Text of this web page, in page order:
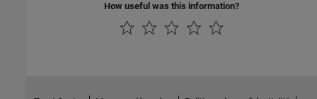
How useful was this information?